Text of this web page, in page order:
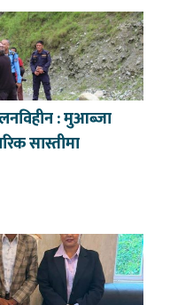
: मुआब्जा
सास्तीमा